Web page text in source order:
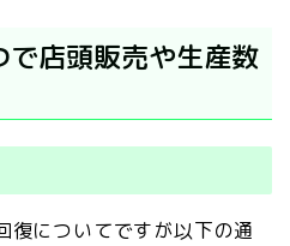
で店頭販売や生産数
復についてですが以下の通